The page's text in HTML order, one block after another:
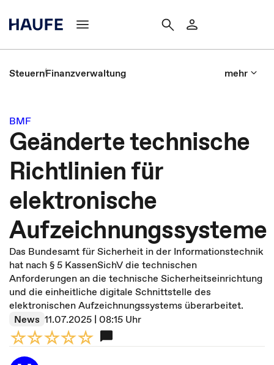
SteuernFinanzverwaltung mehr
BMF
Geänderte technische
Richtlinien für
elektronische
Aufzeichnungssysteme
Das Bundesamt für Sicherheit in der Informationstechnik
hat nach § 5 KassenSichV die technischen
Anforderungen an die technische Sicherheitseinrichtung
und die einheitliche digitale Schnittstelle des
elektronischen Aufzeichnungssystems überarbeitet.
News 11.07.2025 | 08:15 Uhr